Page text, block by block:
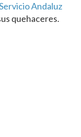
Andaluz
quehaceres.